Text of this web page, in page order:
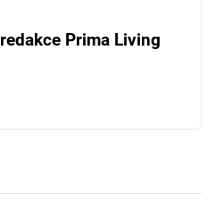
redakce Prima Living